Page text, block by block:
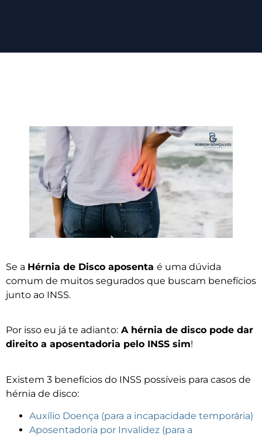
Se a Hérnia de Disco aposenta é uma dúvida
comum de muitos segurados que buscam benefícios
junto ao INSS.
Por isso eu já te adianto: A hérnia de disco pode dar
direito a aposentadoria pelo INSS sim!
Existem 3 benefícios do INSS possíveis para casos de
hérnia de disco:
Auxílio Doença (para a incapacidade temporária)
Aposentadoria por Invalidez (para a